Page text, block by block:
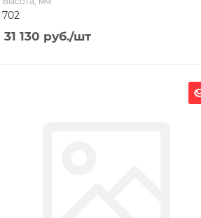
702
31 130 руб./шт